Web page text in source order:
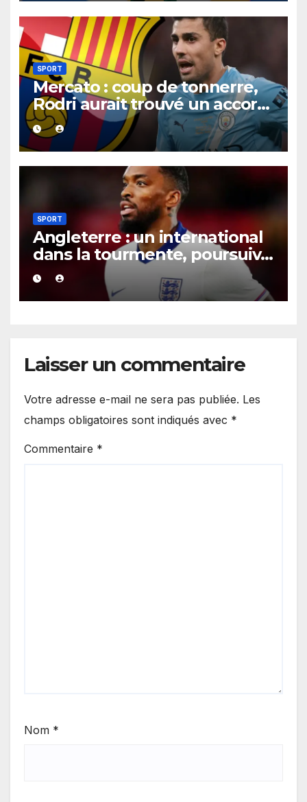
SPORT
Mercato : coup de tonnerre,
Rodri aurait trouvé un accord
XXL avec le Barça pour un
contrat jusqu’en 2030.
SPORT
Angleterre : un international
dans la tourmente, poursuivi
après une présumée
agression survenue en boîte
de nuit.
Laisser un commentaire
Votre adresse e-mail ne sera pas publiée. Les
champs obligatoires sont indiqués avec *
Commentaire *
Nom *